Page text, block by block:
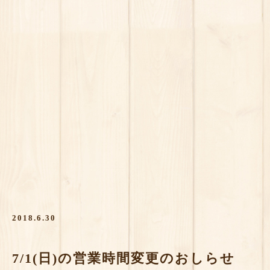
2018.6.30
7/1(日)の営業時間変更のおしらせ